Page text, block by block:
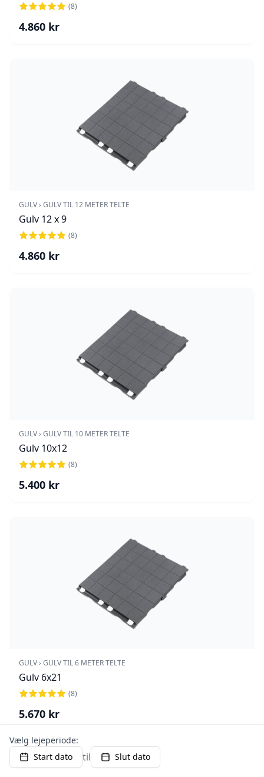
(8)
4.860 kr
GULV › GULV TIL 12 METER TELTE
Gulv 12 x 9
(8)
4.860 kr
GULV › GULV TIL 10 METER TELTE
Gulv 10x12
(8)
5.400 kr
GULV › GULV TIL 6 METER TELTE
Gulv 6x21
(8)
5.670 kr
Vælg lejeperiode:
Start dato
til Slut dato